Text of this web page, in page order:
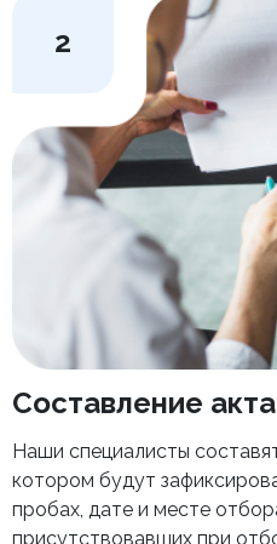
2
Составление
Наши специалисты
котором будут
пробах, дате и месте
присутствовавших при